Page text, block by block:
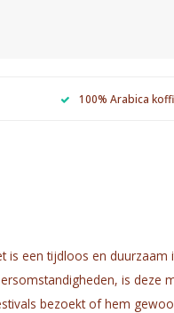
100% Arabica
is een tijdloos en duurzaam
is deze
bezoekt of hem